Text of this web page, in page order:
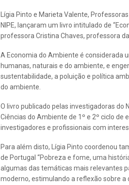
Lígia Pinto e Marieta Valente,
NIPE, lançaram um livro intitulado de “
professora Cristina Chaves, professora
A Economia do Ambiente é considerada
humanas, naturais e do ambiente, e
sustentabilidade, a poluição e política
do ambiente.
O livro publicado pelas investigadoras do
Ciências do Ambiente de 1º e 2º ciclo
investigadores e profissionais com
Para além disto, Lígia Pinto coordenou
de Portugal “Pobreza e fome, uma
algumas das temáticas mais relevantes
moderno, estimulando a reflexão sobre